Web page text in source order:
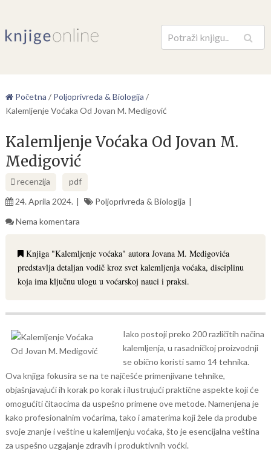
Pretraga
Početna / Poljoprivreda & Biologija /
Kalemljenje Voćaka Od Jovan M. Medigović
Kalemljenje Voćaka Od Jovan M.
Medigović
recenzija
pdf
24. Aprila 2024.
Poljoprivreda & Biologija
Nema komentara
Knjiga "Kalemljenje voćaka" autora Jovana M. Medigovića
predstavlja detaljan vodič kroz svet kalemljenja voćaka, disciplinu
koja ima ključnu ulogu u voćarskoj nauci i praksi.
Iako postoji preko 200 različitih načina
kalemljenja, u rasadničkoj proizvodnji
se obično koristi samo 14 tehnika.
Ova knjiga fokusira se na te najčešće primenjivane tehnike,
objašnjavajući ih korak po korak i ilustrujući praktične aspekte koji će
omogućiti čitaocima da uspešno primene ove metode. Namenjena je
kako profesionalnim voćarima, tako i amaterima koji žele da prodube
svoje znanje i veštine u kalemljenju voćaka, što je esencijalna veština
za uspešno uzgajanje zdravih i produktivnih voćki.